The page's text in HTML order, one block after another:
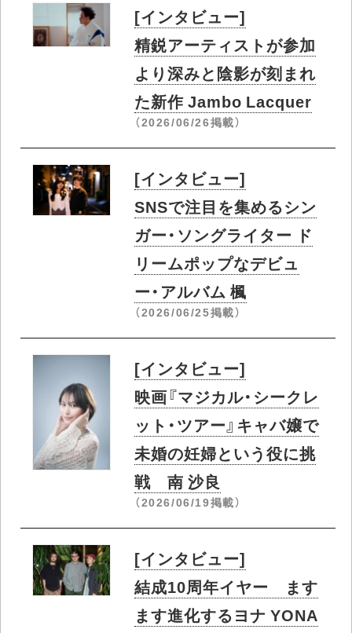
（2026/07/14掲載）
[インタビュー]
ULTRA SHIBUYAで行な
ー、その全貌 Verde/
（2026/06/26掲載）
[インタビュー]
精鋭アーティストが参加
より深みと陰影が刻まれ
[インタビュー]
SNSで注目を集めるシン
ガー・ソングライター ド
リームポップなデビュ
[インタビュー]
映画『マジカル・シークレ